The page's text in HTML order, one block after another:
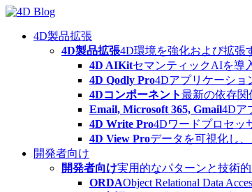
Skip
content4D製品拡張
4D製品拡張4D環境を強化および拡張
4D AIKitセマンティックAIを導
4D Qodly Pro4Dアプリケーショ
4Dコンポーネント最新の依存関
Email, Microsoft 365, Gmail4Dア
4D Write Pro4Dワードプロセッ
4D View Proデータを可視化し
開発者向け
開発者向け実用的なパターンと技術
ORDAObject Relational Data